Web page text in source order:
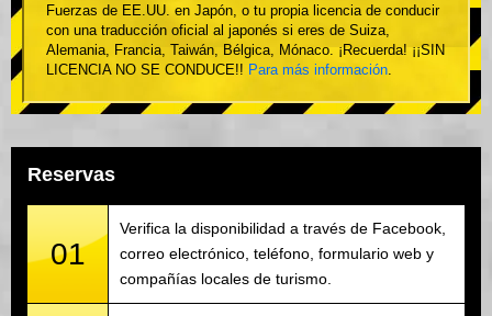
Fuerzas de EE.UU. en Japón, o tu propia licencia de conducir
con una traducción oficial al japonés si eres de Suiza,
Alemania, Francia, Taiwán, Bélgica, Mónaco. ¡Recuerda! ¡¡SIN
LICENCIA NO SE CONDUCE!! Para más información
Reservas
01
Verifica la disponibilidad a través de Facebook,
correo electrónico, teléfono, formulario web y
compañías locales de turismo.